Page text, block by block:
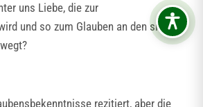
uns Liebe, die zur
und so zum Glauben an den sich
rezitiert, aber die